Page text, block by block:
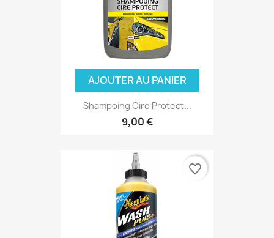
AJOUTER AU PANIER
Shampoing Cire Protect...
9,00 €
favorite_border